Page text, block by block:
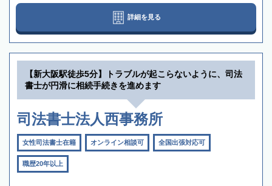
詳細を見る
【新大阪駅徒歩5分】トラブルが起こらないように、司法
書士が円滑に相続手続きを進めます
司法書士法人西事務所
女性司法書士在籍 オンライン相談可 全国出張対応可
職歴20年以上